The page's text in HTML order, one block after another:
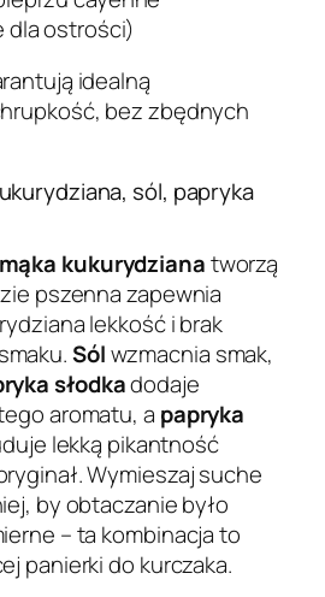
dla ostrości)
idealną
bez zbędnych
sól, papryka
mąka kukurydzianatworzą
pszenna zapewnia
lekkość i brak
Sólwzmacnia smak,
słodkadodaje
aromatu, a papryka
lekką pikantność
Wymieszaj suche
by obtaczanie było
– ta kombinacja to
panierki do kurczaka.